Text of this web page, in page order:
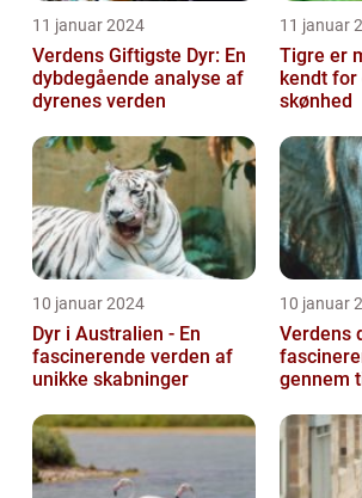
11 januar 2024
Verdens Giftigste Dyr: En
dybdegående analyse af
dyrenes verden
11 januar
Tigre er
kendt
skønhed
10 januar 2024
Dyr i Australien - En
fascinerende verden af
unikke skabninger
10 januar
Verdens
gennem